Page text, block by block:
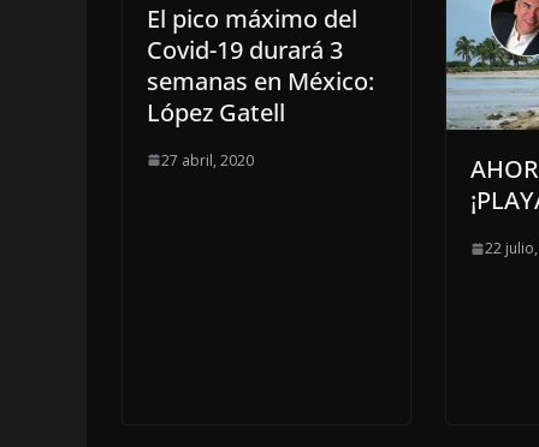
El pico máximo del
Covid-19 durará 3
semanas en México:
López Gatell
27 abril, 2020
22